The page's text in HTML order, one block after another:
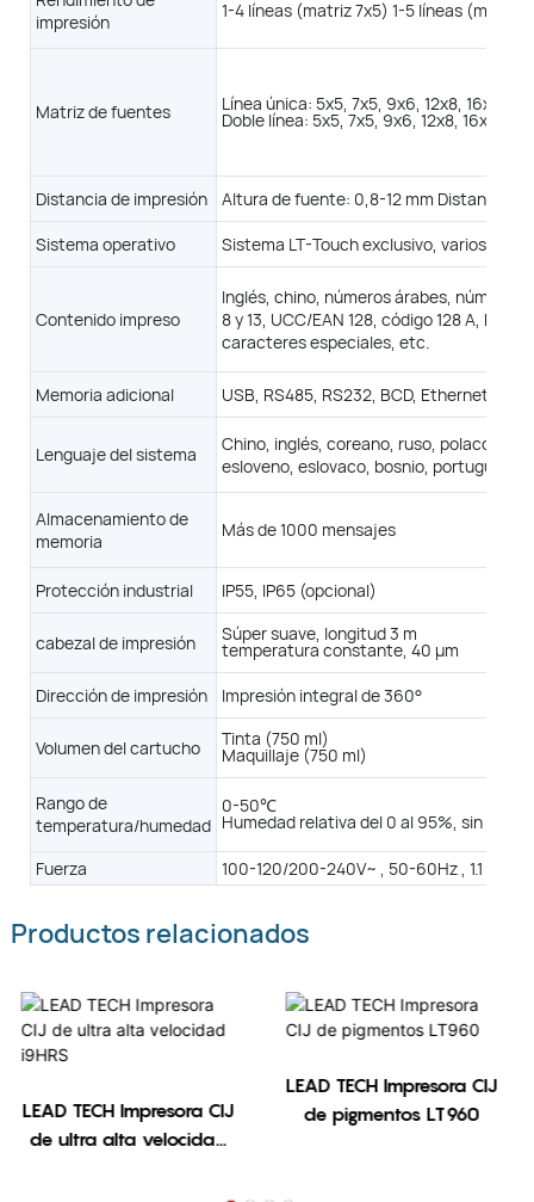
impresión
1-4 líneas (matriz 7x5) 1-5 líneas
Matriz de fuentes Línea única: 5x5, 7x5, 9x6, 12x8, 16x11,
Doble línea: 5x5, 7x5, 9x6, 12x8, 16x11 4
Distancia de impresión
Altura de fuente: 0,8-12 mm Distancia
Sistema operativo
Sistema LT-Touch exclusivo, varios
Contenido impreso
Inglés, chino, números árabes, número
8 y 13, UCC/EAN 128, código 128 A, B
caracteres especiales, etc.
Memoria adicional USB, RS485, RS232, BCD, Ethernet
Lenguaje del sistema
Chino, inglés, coreano, ruso, polaco,
esloveno, eslovaco, bosnio, portugués,
Almacenamiento de
memoria
Más de 1000 mensajes
Protección industrial IP55, IP65 (opcional)
cabezal de impresión Súper suave, longitud 3 m
temperatura constante, 40 μm
Dirección de impresión
Impresión integral de 360°
Volumen del cartucho Tinta (750 ml)
Maquillaje (750 ml)
Rango de
temperatura/humedad
0-50℃
Humedad relativa del 0 al 95%, sin
Fuerza 100-120/200-240V~ , 50-60Hz , 1.1 -
应用图片-7
+ Recubrimiento de precisión
1-5 líneas (matriz de 5x5)
Velocidad máxima = 344
1-5 líneas (matriz de 5x5)
Velocidad máxima = 430
5X5
Línea doble: 5x5, 7x5, 9x6, 12x8, 16x11
4 líneas: 5x5, 7x5
3 líneas: 5x5, 7x5, 9x6
Mejor: 10 mm
LT-Touch exclusivo, varios idiomas.
de barras, turno, código DM/QR, UPC A&E, GS1, logotipo, EAN
RS485, RS232, BCD, Ethernet
ruso, polaco, persa, árabe, español, alemán, indonesio, vietnamita,
eslovaco, bosnio, portugués, italiano, etc.
mensajes
Más de 1000 mensajes
IP65
longitud 3 m
constante, 60 μm
Súper suave, longitud 3 m
temperatura constante,
Impresión integral de 360°
Tinta (750 ml)
Maquillaje (750 ml)
0-50℃
del 0 al 95%, sin condensación.
240V~ , 50-60Hz , 1.1 - 0.55A , 120W
Productos relacionados
LEAD TECH Impresora CIJ
de ultra alta velocidad
LEAD TECH Impresora CIJ
de pigmentos LT960